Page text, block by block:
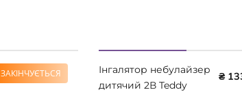
ЗАКІНЧУЄТЬСЯ
₴ 2399
Інгалятор небулайзер
дитячий 2В Teddy
₴